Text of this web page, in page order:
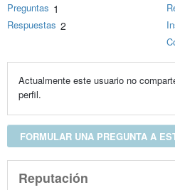
Preguntas 1
Respuestas 2
Actualmente este usuario no
perfil.
FORMULAR UNA PREGUNTA A
Reputación